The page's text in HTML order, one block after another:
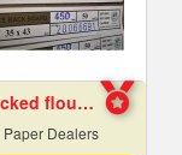
White backed flour box paper
Paper Dealers